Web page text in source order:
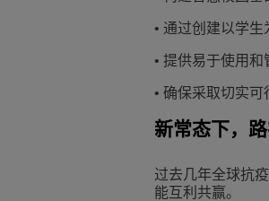
• 通过创建以学
• 提供易于使用
• 确保采取切实
新常态下，路
过去几年全球抗
能互利共赢。